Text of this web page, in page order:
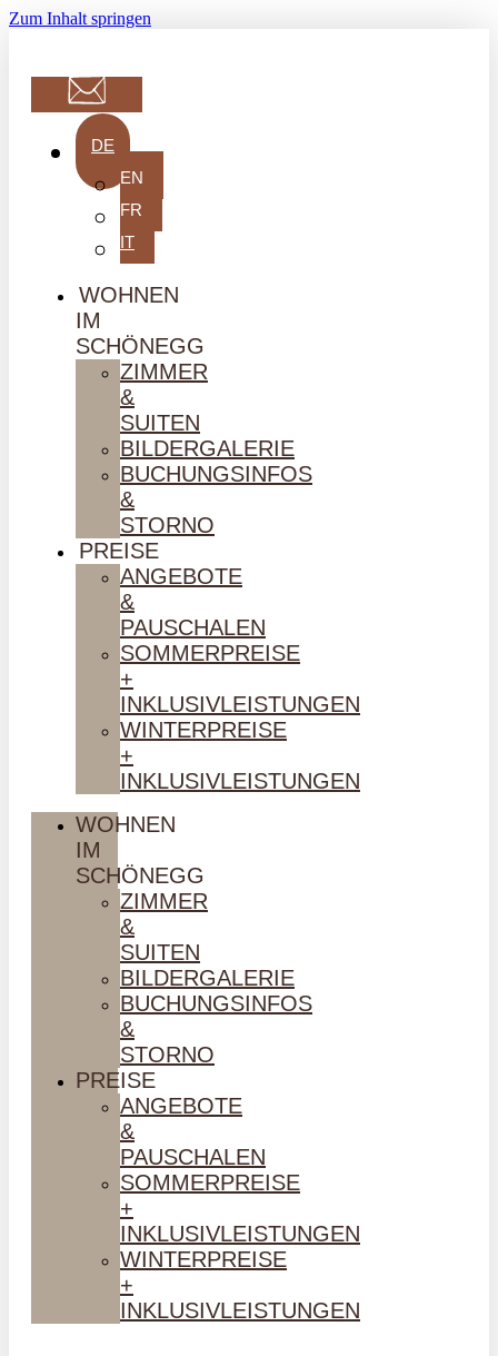
Zum Inhalt springen
DE
EN
FR
IT
WOHNEN
IM
SCHÖNEGG
ZIMMER
&
SUITEN
BILDERGALERIE
BUCHUNGSINFOS
&
STORNO
PREISE
ANGEBOTE
&
PAUSCHALEN
SOMMERPREISE
+
INKLUSIVLEISTUNGEN
WINTERPREISE
+
INKLUSIVLEISTUNGEN
WOHNEN
IM
SCHÖNEGG
ZIMMER
&
SUITEN
BILDERGALERIE
BUCHUNGSINFOS
&
STORNO
PREISE
ANGEBOTE
&
PAUSCHALEN
SOMMERPREISE
+
INKLUSIVLEISTUNGEN
WINTERPREISE
+
INKLUSIVLEISTUNGEN